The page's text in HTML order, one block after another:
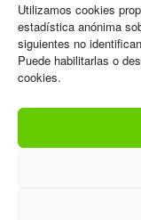
Utilizamos cookies
estadística anónima
siguientes no
Puede habilitarlas o
cookies.